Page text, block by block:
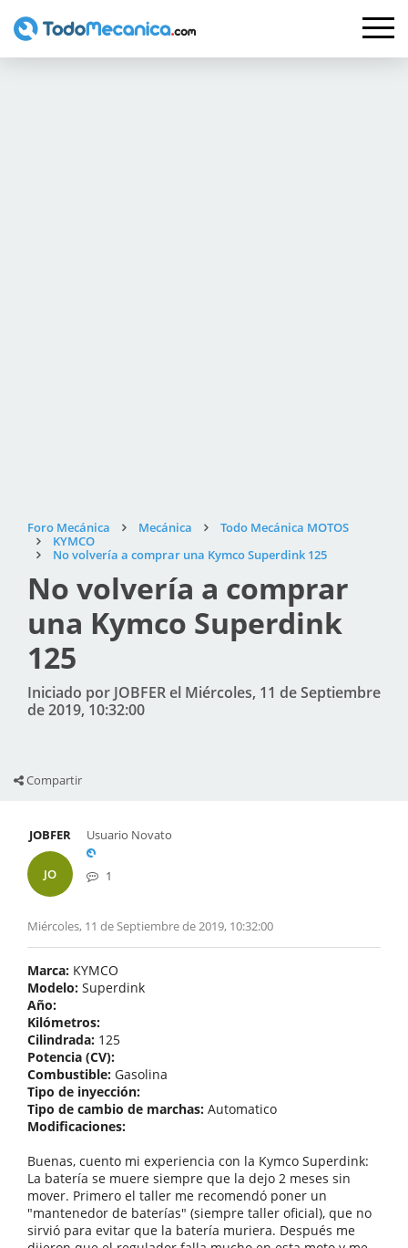
Foro Mecánica Mecánica
Todo Mecánica MOTOS
KYMCO
No volvería a comprar una Kymco Superdink 125
No volvería a comprar
una Kymco Superdink
125
Iniciado por JOBFER el Miércoles, 11 de Septiembre
de 2019, 10:32:00
Compartir
JOBFER
JO
Usuario Novato
1
Miércoles, 11 de Septiembre de 2019, 10:32:00
Marca: KYMCO
Modelo: Superdink
Año:
Kilómetros:
Cilindrada: 125
Potencia (CV):
Combustible: Gasolina
Tipo de inyección:
Tipo de cambio de marchas: Automatico
Modificaciones:
Buenas, cuento mi experiencia con la Kymco Superdink:
La batería se muere siempre que la dejo 2 meses sin
mover. Primero el taller me recomendó poner un
"mantenedor de baterías" (siempre taller oficial), que no
sirvió para evitar que la batería muriera. Después me